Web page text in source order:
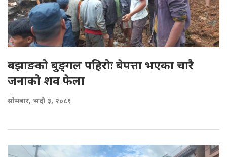
बझाङको बुङ्‍गल पहिरोः बेपत्ता भएका चारै
जनाको शव फेला
सोमबार, भदौ ३, २०८१